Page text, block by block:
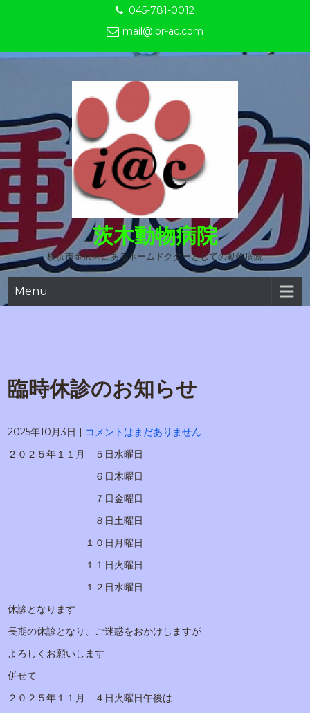
045-781-0012
mail@ibr-ac.com
茨木動物病院
横浜市金沢区にあるホームドクターとしての動物病院
Menu
臨時休診のお知らせ
2025年10月3日 | コメントはまだありません
２０２５年１１月 ５日水曜日
６日木曜日
７日金曜日
８日土曜日
１０日月曜日
１１日火曜日
１２日水曜日
休診となります
長期の休診となり、ご迷惑をおかけしますが
よろしくお願いします
併せて
２０２５年１１月 ４日火曜日午後は